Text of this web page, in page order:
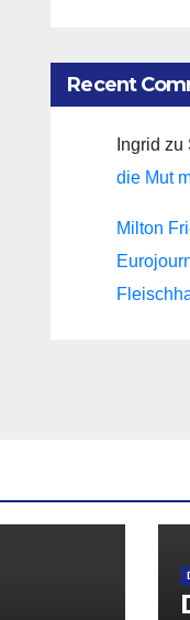
Recent
Ingrid zu
die Mut
Milton